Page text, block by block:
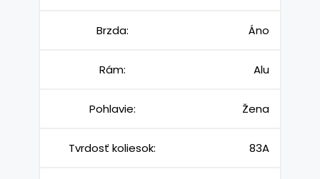
Brzda: Áno
Rám: Alu
Pohlavie: Žena
Tvrdosť koliesok: 83A